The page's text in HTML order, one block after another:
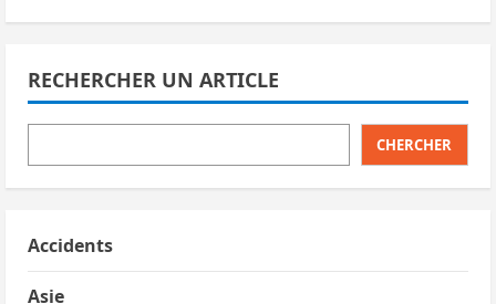
RECHERCHER UN ARTICLE
CHERCHER
Accidents
Asie